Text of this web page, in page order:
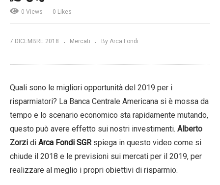
0 Views 0 Likes
7 DICEMBRE 2018 Mercati By Arca Fondi
Quali sono le migliori opportunità del 2019 per i
risparmiatori? La Banca Centrale Americana si è mossa da
tempo e lo scenario economico sta rapidamente mutando,
questo può avere effetto sui nostri investimenti. Alberto
Zorzi di Arca Fondi SGRspiega in questo video come si
chiude il 2018 e le previsioni sui mercati per il 2019, per
realizzare al meglio i propri obiettivi di risparmio.